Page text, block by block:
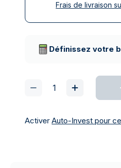
Toutes taxes
Frais de livraison
Définissez votre
Activer Auto-Invest pour